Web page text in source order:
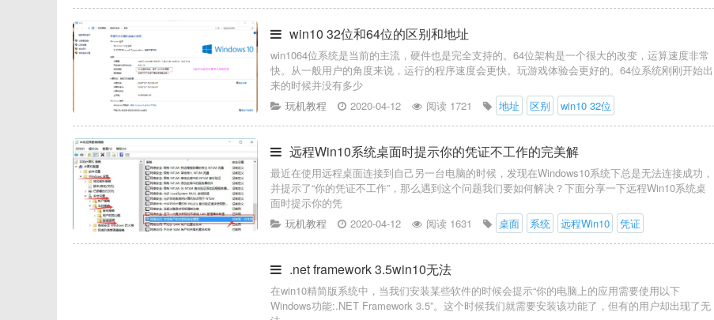
win10 32位和64位的区别和地址
win1064位系统是当前的主流，硬件也是完全支持的。64位架构是一个很大的改变，运算速度非常
快。从一般用户的角度来说，运行的程序速度会更快。玩游戏体验会更好的。64位系统刚刚开始出
来的时候并没有多少
玩机教程
2020-04-12 阅读 1721 地址 区别 win10 32位
远程Win10系统桌面时提示你的凭证不工作的完美解
最近在使用远程桌面连接到自己另一台电脑的时候，发现在Windows10系统下总是无法连接成功，
并提示了“你的凭证不工作”，那么遇到这个问题我们要如何解决？下面分享一下远程Win10系统桌
面时提示你的凭
玩机教程
2020-04-12 阅读 1631 桌面 系统 远程Win10 凭证
.net framework 3.5win10无法
在win10精简版系统中，当我们安装某些软件的时候会提示“你的电脑上的应用需要使用以下
Windows功能:.NET Framework 3.5”。这个时候我们就需要安装该功能了，但有的用户却出现了无